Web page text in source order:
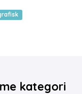
kategori